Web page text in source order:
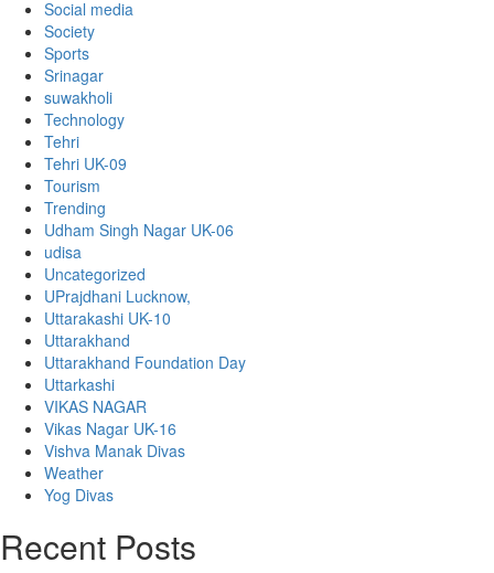
Social media
Society
Sports
Srinagar
suwakholi
Technology
Tehri
Tehri UK-09
Tourism
Trending
Udham Singh Nagar UK-06
udisa
Uncategorized
UPrajdhani Lucknow,
Uttarakashi UK-10
Uttarakhand
Uttarakhand Foundation Day
Uttarkashi
VIKAS NAGAR
Vikas Nagar UK-16
Vishva Manak Divas
Weather
Yog Divas
Recent Posts